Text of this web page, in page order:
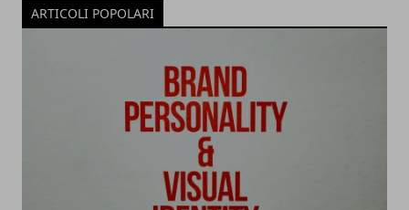
ARTICOLI POPOLARI